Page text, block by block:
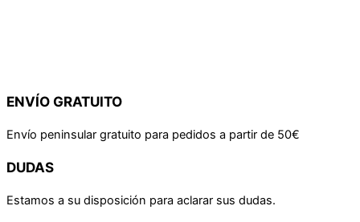
ENVÍO GRATUITO
Envío peninsular gratuito para pedidos a partir de 50€
DUDAS
Estamos a su disposición para aclarar sus dudas.